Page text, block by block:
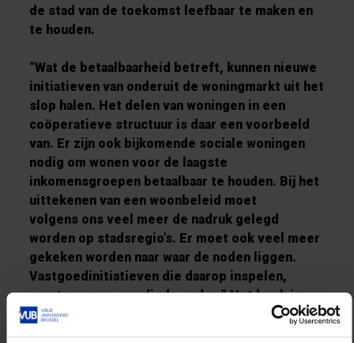
de stad van de toekomst leefbaar te maken en
te houden.
“Wat de betaalbaarheid betreft, kunnen nieuwe
initiatieven van onderuit de woningmarkt uit het
slop halen. Het delen van woningen in een
coöperatieve structuur is daar een voorbeeld
van. Er zijn ook bijkomende socialewoningen
nodig om wonen voor de laagste
inkomensgroepen betaalbaar te houden. Bij het
uittekenen van een woonbeleid moet
volgens ons veel meer de nadruk gelegd
worden op stadsregio’s. Er moet ookveel meer
gekeken worden naar waar de noden liggen.
Vastgoedinitiatieven die daarop inspelen,
moeten aangemoedigd worden.” Hetboek is
een initiatief van de nieuwe denktank Poincaré,